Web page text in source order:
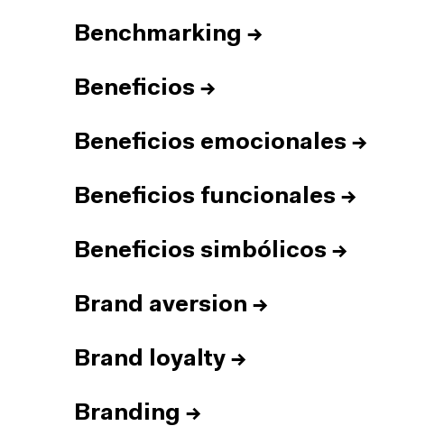
Benchmarking →
Beneficios →
Beneficios emocionales →
Beneficios funcionales →
Beneficios simbólicos →
Brand aversion →
Brand loyalty →
Branding →